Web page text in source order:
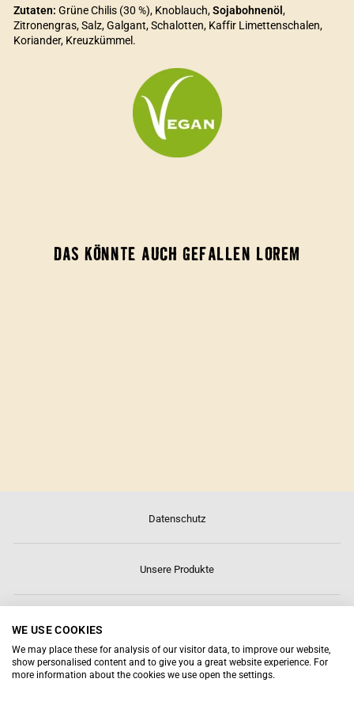
Zutaten: Grüne Chilis (30 %), Knoblauch,Sojabohnenöl ,
Zitronengras, Salz, Galgant, Schalotten, Kaffir Limettenschalen,
Koriander, Kreuzkümmel.
DAS KÖNNTE AUCH GEFALLEN LOREM
Datenschutz
Unsere Produkte
Kontakt
WE USE COOKIES
We may place these for analysis of our visitor data, to improve our website,
show personalised content and to give you a great website experience. For
more information about the cookies we use open the settings.